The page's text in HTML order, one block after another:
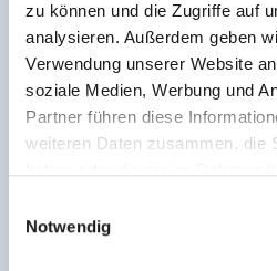
zu können und die Zugriffe auf
analysieren. Außerdem geben
Verwendung unserer Website
soziale Medien, Werbung und
Partner führen diese
weiteren Daten zusammen, die
Notwendig
Jetzt für den